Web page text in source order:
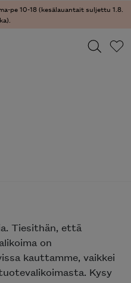
pe 10-18 (kesälauantait suljettu 1.8.
Tiesithän, että
on
kauttamme, vaikkei
Kysy